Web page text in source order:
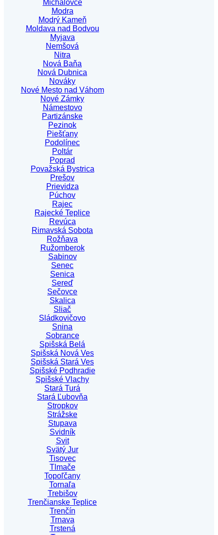
Michalovce
Modra
Modrý Kameň
Moldava nad Bodvou
Myjava
Nemšová
Nitra
Nová Baňa
Nová Dubnica
Nováky
Nové Mesto nad Váhom
Nové Zámky
Námestovo
Partizánske
Pezinok
Piešťany
Podolínec
Poltár
Poprad
Považská Bystrica
Prešov
Prievidza
Púchov
Rajec
Rajecké Teplice
Revúca
Rimavská Sobota
Rožňava
Ružomberok
Sabinov
Senec
Senica
Sereď
Sečovce
Skalica
Sliač
Sládkovičovo
Snina
Sobrance
Spišská Belá
Spišská Nová Ves
Spišská Stará Ves
Spišské Podhradie
Spišské Vlachy
Stará Turá
Stará Ľubovňa
Stropkov
Strážske
Stupava
Svidník
Svit
Svätý Jur
Tisovec
Tlmače
Topoľčany
Tornaľa
Trebišov
Trenčianske Teplice
Trenčín
Trnava
Trstená